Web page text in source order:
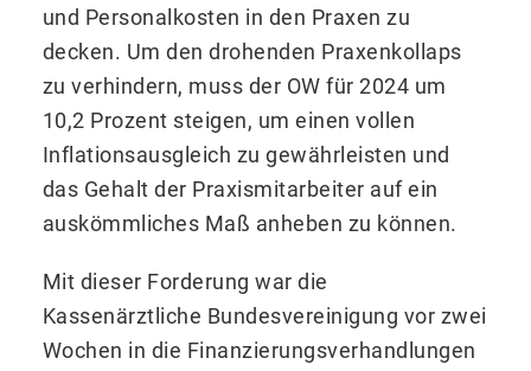
und Personalkosten in den Praxen zu
decken. Um den drohenden Praxenkollaps
zu verhindern, muss der OW für 2024 um
10,2 Prozent steigen, um einen vollen
Inflationsausgleich zu gewährleisten und
das Gehalt der Praxismitarbeiter auf ein
auskömmliches Maß anheben zu können.
Mit dieser Forderung war die
Kassenärztliche Bundesvereinigung vor zwei
Wochen in die Finanzierungsverhandlungen